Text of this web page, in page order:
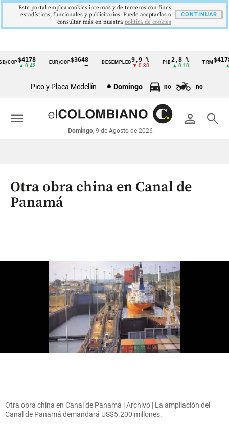
Cintillo
económicos
Colombia
$4178
▲ 0.42
EUR/COP$3648 DESEMPLEO 9,9 %
▼ 0.30
PIB2,8 %
▲ 0.10
TRM
▲
Pico y Placa Medellín Domingo no no
person search
Domingo, 9 de Agosto de 2026
menu
Otra obra china en Canal de
Panamá
Otra obra china en Canal de Panamá | Archivo | La ampliación del
Canal de Panamá demandará US$5.200 millones.
Este portal emplea cookies internas y de terceros con fines
estadísticos, funcionales y publicitarios. Puede aceptarlas o
consultar más en nuestra politica de cookies
CONTINUAR